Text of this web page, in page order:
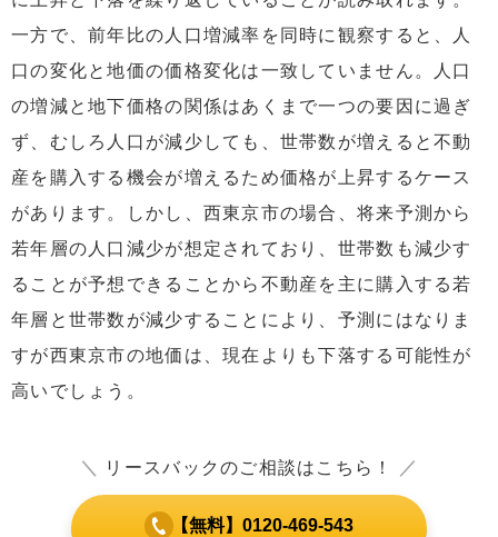
一方で、前年比の人口増減率を同時に観察すると、人
口の変化と地価の価格変化は一致していません。人口
の増減と地下価格の関係はあくまで一つの要因に過ぎ
ず、むしろ人口が減少しても、世帯数が増えると不動
産を購入する機会が増えるため価格が上昇するケース
があります。しかし、西東京市の場合、将来予測から
若年層の人口減少が想定されており、世帯数も減少す
ることが予想できることから不動産を主に購入する若
年層と世帯数が減少することにより、予測にはなりま
すが西東京市の地価は、現在よりも下落する可能性が
高いでしょう。
＼ リースバックのご相談はこちら！ ／
【無料】0120-469-543